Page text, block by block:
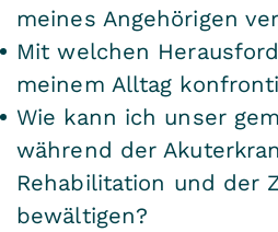
meines Angehörigen
Mit welchen
meinem Alltag
Wie kann ich unser
während der
Rehabilitation und der
bewältigen?